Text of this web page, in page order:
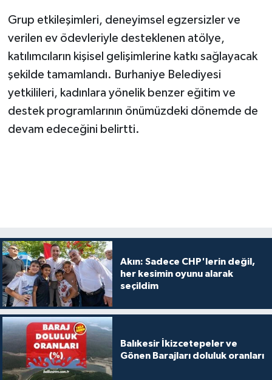
Grup etkileşimleri, deneyimsel egzersizler ve
verilen ev ödevleriyle desteklenen atölye,
katılımcıların kişisel gelişimlerine katkı sağlayacak
şekilde tamamlandı. Burhaniye Belediyesi
yetkilileri, kadınlara yönelik benzer eğitim ve
destek programlarının önümüzdeki dönemde de
devam edeceğini belirtti.
Akın: Sadece CHP'lerin değil,
her kesimin oyunu alarak
seçildim
Balıkesir İkizcetepeler ve
Gönen Barajları doluluk oranları